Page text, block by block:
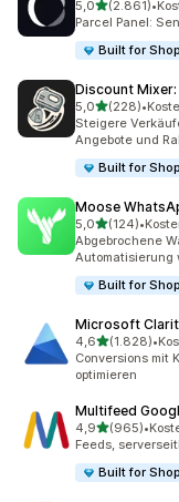
5,0von 5 Sternen
(2.861)
2861 •
Parcel Panel:
Built for
Discount
5,0von 5 Sternen
(228)
228 •
Steigere
Angebote und
Built for
Moose
5,0von 5 Sternen
(124)
124 Rezensionen
•
Abgebrochene
Automatisierung
Built for
Microsoft
4,6von 5 Sternen
(1.828)
1828 •
Conversions mit
optimieren
Multifeed
4,9von 5 Sternen
(965)
965 •
Feeds,
Built for